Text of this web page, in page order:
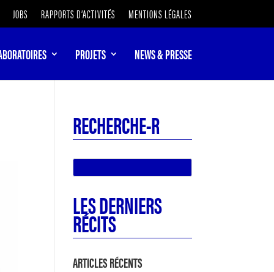
JOBS RAPPORTS D’ACTIVITÉS MENTIONS LÉGALES
PROJETS NEWS & PRESSE
RECHERCHE-R
LES DERNIERS
RÉCITS
ARTICLES RÉCENTS